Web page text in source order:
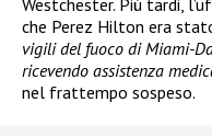
che Perez Hilton era
vigili del fuoco di Miami-
ricevendo assistenza
nel frattempo sospeso.